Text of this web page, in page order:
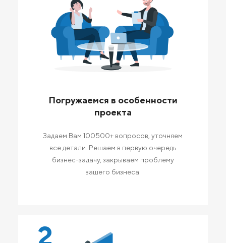
Погружаемся в особенности
проекта
Задаем Вам 100500+ вопросов, уточняем
все детали. Решаем в первую очередь
бизнес-задачу, закрываем проблему
вашего бизнеса.
2